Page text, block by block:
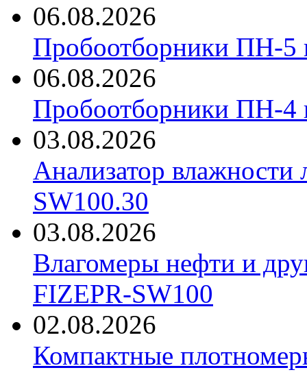
06.08.2026
Пробоотборники ПН-
06.08.2026
Пробоотборники ПН-
03.08.2026
Анализатор
SW100.30
03.08.2026
Влагомеры нефти и
FIZEPR-SW100
02.08.2026
Компактные